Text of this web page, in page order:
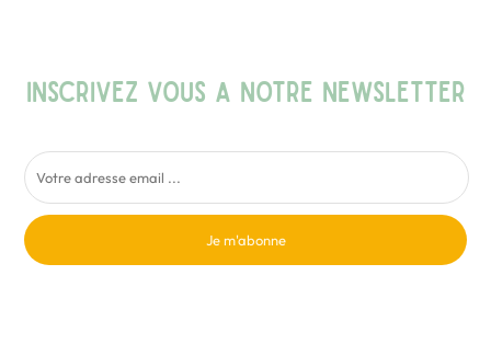
INSCRIVEZ VOUS A NOTRE NEWSLETTER
Je m'abonne